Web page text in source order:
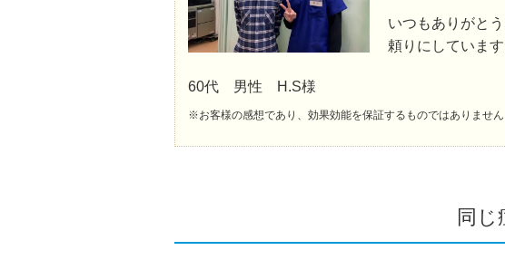
いつもありがとう
頼りにしています
60代 男性 H.S様
※お客様の感想であり、効果効能を保証するものではありません
同じ